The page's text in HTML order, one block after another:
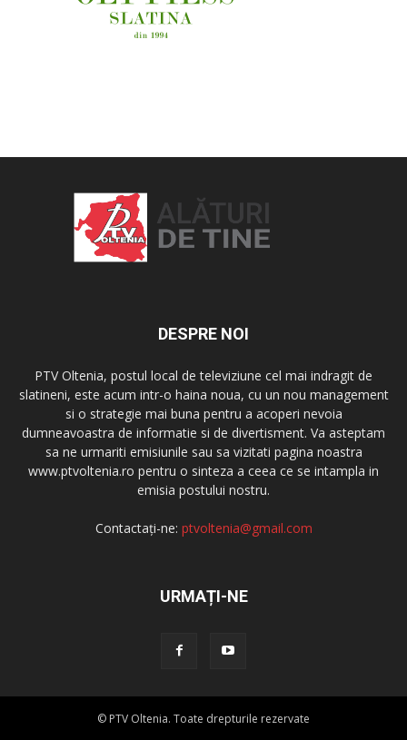
DESPRE NOI
PTV Oltenia, postul local de televiziune cel mai indragit de
slatineni, este acum intr-o haina noua, cu un nou management
si o strategie mai buna pentru a acoperi nevoia
dumneavoastra de informatie si de divertisment. Va asteptam
sa ne urmariti emisiunile sau sa vizitati pagina noastra
www.ptvoltenia.ro pentru o sinteza a ceea ce se intampla in
emisia postului nostru.
Contactați-ne: ptvoltenia@gmail.com
URMAȚI-NE
© PTV Oltenia. Toate drepturile rezervate